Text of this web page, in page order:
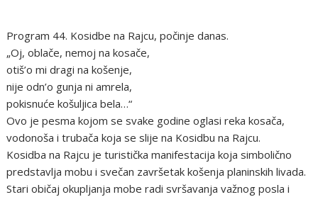
Program 44. Kosidbe na Rajcu, počinje danas.
„Oj, oblače, nemoj na kosače,
otiš’o mi dragi na košenje,
nije odn’o gunja ni amrela,
pokisnuće košuljica bela…“
Ovo je pesma kojom se svake godine oglasi reka kosača,
vodonoša i trubača koja se slije na Kosidbu na Rajcu.
Kosidba na Rajcu je turistička manifestacija koja simbolično
predstavlja mobu i svečan završetak košenja planinskih livada.
Stari običaj okupljanja mobe radi svršavanja važnog posla i